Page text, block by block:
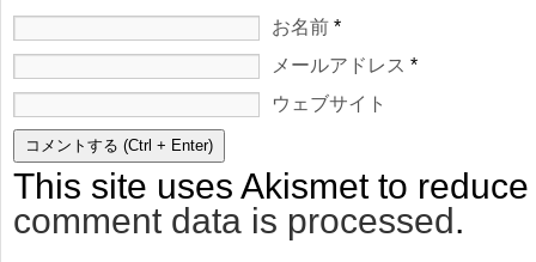
お名前 *
メールアドレス *
ウェブサイト
This site uses Akismet to
comment data is processed.